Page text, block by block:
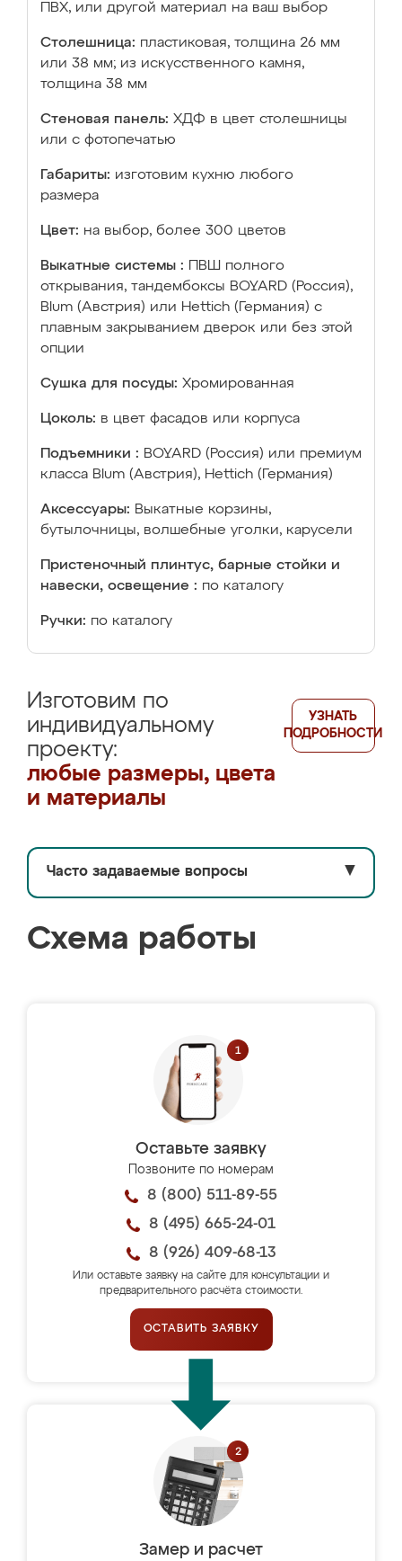
ПВХ, или другой материал на ваш выбор
Столешница: пластиковая, толщина 26 мм
или 38 мм; из искусственного камня,
толщина 38 мм
Стеновая панель: ХДФ в цвет столешницы
или с фотопечатью
Габариты: изготовим кухню любого
размера
Цвет: на выбор, более 300 цветов
Выкатные системы :
ПВШ полного
открывания, тандембоксы BOYARD (Россия),
Blum (Австрия) или Hettich (Германия) с
плавным закрыванием дверок или без этой
опции
Сушка для посуды: Хромированная
Цоколь: в цвет фасадов или корпуса
Подъемники : BOYARD (Россия) или премиум
класса Blum (Австрия), Hettich (Германия)
Аксессуары: Выкатные корзины,
бутылочницы, волшебные уголки, карусели
Пристеночный плинтус, барные стойки и
навески, освещение : по каталогу
Ручки: по каталогу
Изготовим по
индивидуальному
проекту:
любые размеры, цвета
и материалы
УЗНАТЬ
ПОДРОБНОСТИ
Часто задаваемые вопросы ▼
Схема работы
Оставьте заявку
Позвоните по номерам
8 (800) 511-89-55
8 (495) 665-24-01
8 (926) 409-68-13
Или оставьте заявку на сайте для консультации и
предварительного расчёта стоимости.
ОСТАВИТЬ ЗАЯВКУ
Замер и расчет